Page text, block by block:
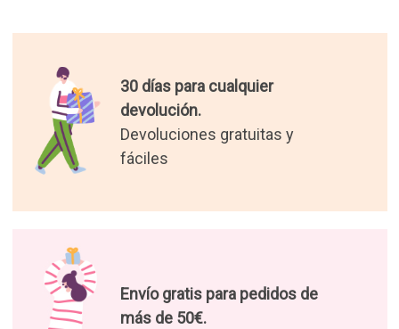
30 días para cualquier
devolución.
Devoluciones gratuitas y
fáciles
Envío gratis para pedidos de
más de 50€.